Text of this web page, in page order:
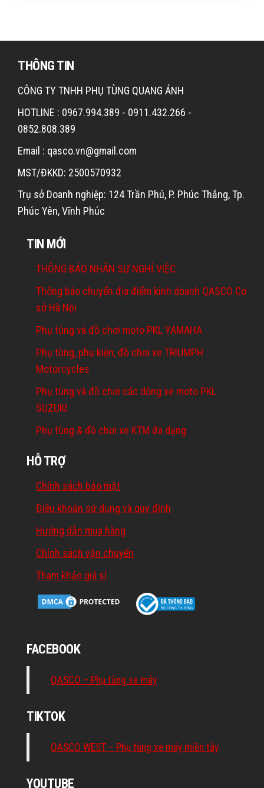
THÔNG TIN
CÔNG TY TNHH PHỤ TÙNG QUANG ÁNH
HOTLINE : 0967.994.389 - 0911.432.266 -
0852.808.389
Email : qasco.vn@gmail.com
MST/ĐKKD: 2500570932
Trụ sở Doanh nghiệp: 124 Trần Phú, P. Phúc Thắng, Tp.
Phúc Yên, Vĩnh Phúc
TIN MỚI
THÔNG BÁO NHÂN SỰ NGHỈ VIỆC
Thông báo chuyển địa điểm kinh doanh QASCO Cơ
sở Hà Nội
Phụ tùng và đồ chơi moto PKL YAMAHA
Phụ tùng, phụ kiện, đồ chơi xe TRIUMPH
Motorcycles
Phụ tùng và đồ chơi các dòng xe moto PKL
SUZUKI
Phụ tùng & đồ chơi xe KTM đa dạng
HỖ TRỢ
Chính sách bảo mật
Điều khoản sử dụng và quy định
Hướng dẫn mua hàng
Chính sách vận chuyển
Tham khảo giá sỉ
FACEBOOK
QASCO – Phụ tùng xe máy
TIKTOK
QASCO WEST – Phụ tùng xe máy miền tây
YOUTUBE